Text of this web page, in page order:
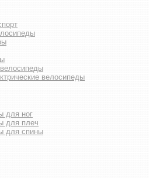
велосипеды
для ног
для плеч
для спины